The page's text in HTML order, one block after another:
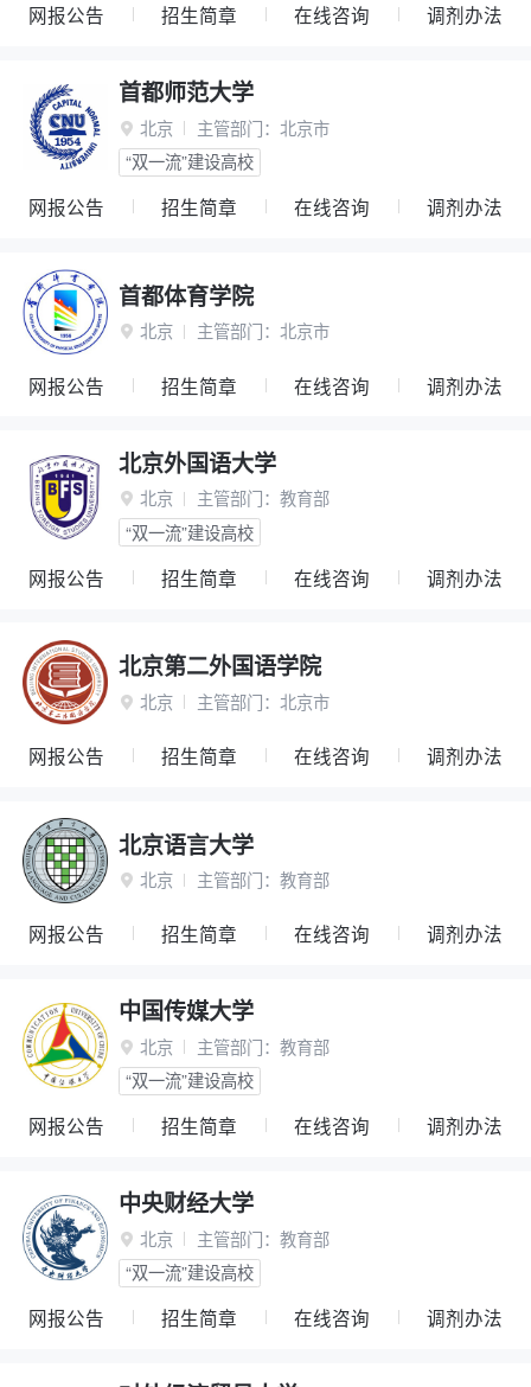
网报公告 招生简章 在线咨询 调剂办法
首都师范大学
 北京 主管部门： 北京市
“双一流”建设高校
网报公告 招生简章 在线咨询 调剂办法
首都体育学院
 北京 主管部门： 北京市
网报公告 招生简章 在线咨询 调剂办法
北京外国语大学
 北京 主管部门： 教育部
“双一流”建设高校
网报公告 招生简章 在线咨询 调剂办法
北京第二外国语学院
 北京 主管部门： 北京市
网报公告 招生简章 在线咨询 调剂办法
北京语言大学
 北京 主管部门： 教育部
网报公告 招生简章 在线咨询 调剂办法
中国传媒大学
 北京 主管部门： 教育部
“双一流”建设高校
网报公告 招生简章 在线咨询 调剂办法
中央财经大学
 北京 主管部门： 教育部
“双一流”建设高校
网报公告 招生简章 在线咨询 调剂办法